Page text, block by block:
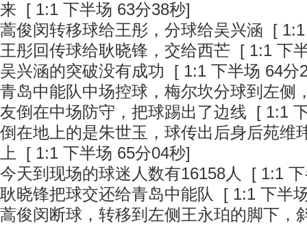
来 [ 1:1 下半场 63分38秒]
蒿俊闵转移球给王彤，分球给吴兴涵 [
王彤回传球给耿晓锋，交给西芒 [ 1:1 下
吴兴涵的突破没有成功 [ 1:1 下半场 64分
青岛中能队中场控球，梅尔坎分球到左侧
友倒在中场防守，把球踢出了边线 [ 1:1
倒在地上的是朱世玉，球传出后身后苑维
上
[ 1:1 下半场 65分04秒]
今天到现场的球迷人数有16158人
[ 1:1
耿晓锋把球交还给青岛中能队
[ 1:1 下半
蒿俊闵断球，转移到左侧王永珀的脚下，